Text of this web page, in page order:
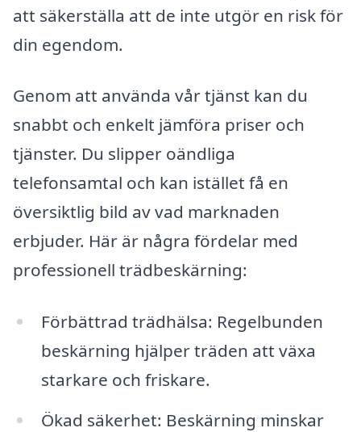
att säkerställa att de inte utgör en risk för
din egendom.
Genom att använda vår tjänst kan du
snabbt och enkelt jämföra priser och
tjänster. Du slipper oändliga
telefonsamtal och kan istället få en
översiktlig bild av vad marknaden
erbjuder. Här är några fördelar med
professionell trädbeskärning:
Förbättrad trädhälsa: Regelbunden
beskärning hjälper träden att växa
starkare och friskare.
Ökad säkerhet: Beskärning minskar